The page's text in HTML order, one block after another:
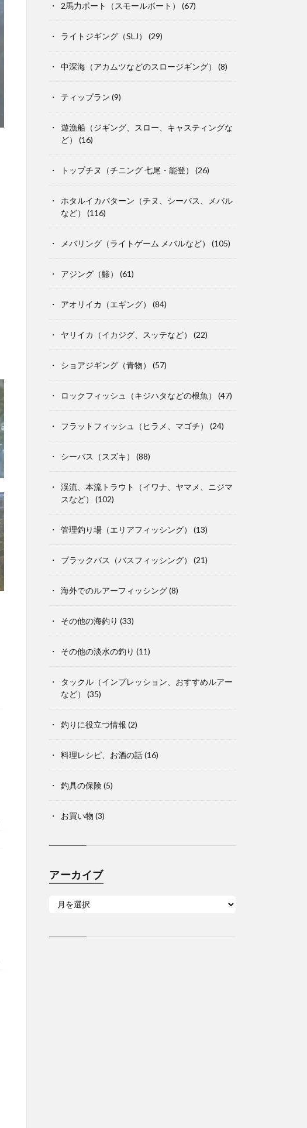
2馬力ボート（スモールボート） (67)
ライトジギング（SLJ） (29)
中深海（アカムツなどのスロージギング） (8)
ティップラン (9)
遊漁船（ジギング、スロー、キャスティングな
ど）
(16)
トップチヌ（チニング 七尾・能登） (26)
ホタルイカパターン（チヌ、シーバス、メバル
など）
(116)
メバリング（ライトゲーム メバルなど） (105)
アジング（鯵） (61)
アオリイカ（エギング） (84)
ヤリイカ（イカジグ、スッテなど） (22)
ショアジギング（青物） (57)
ロックフィッシュ（キジハタなどの根魚） (47)
フラットフィッシュ（ヒラメ、マゴチ） (24)
シーバス（スズキ） (88)
渓流、本流トラウト（イワナ、ヤマメ、ニジマ
スなど）
(102)
管理釣り場（エリアフィッシング） (13)
ブラックバス（バスフィッシング） (21)
海外でのルアーフィッシング(8)
その他の海釣り (33)
その他の淡水の釣り (11)
タックル（インプレッション、おすすめルアー
など）
(35)
釣りに役立つ情報 (2)
料理レシピ、お酒の話(16)
釣具の保険(5)
お買い物 (3)
アーカイブ